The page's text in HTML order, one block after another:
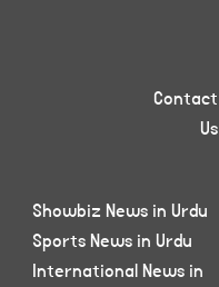
Contact
Us
Showbiz News in Urdu
Sports News in Urdu
International News in